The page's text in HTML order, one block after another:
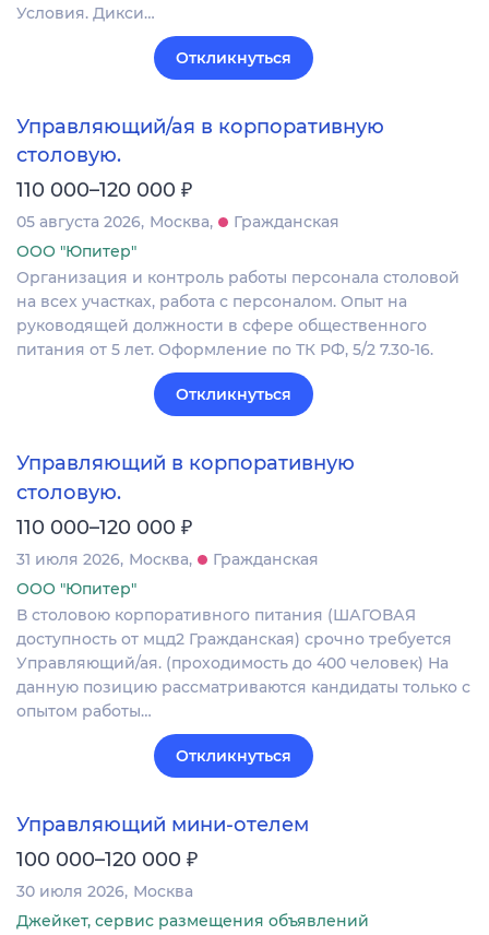
Условия. Дикси…
Откликнуться
Управляющий/ая в корпоративную
столовую.
110 000–120 000 ₽
05 августа 2026 Москва
Гражданская
ООО "Юпитер"
Организация и контроль работы персонала столовой
на всех участках, работа с персоналом. Опыт на
руководящей должности в сфере общественного
питания от 5 лет. Оформление по ТК РФ, 5/2 7.30-16.
Откликнуться
Управляющий в корпоративную
столовую.
110 000–120 000 ₽
31 июля 2026 Москва
Гражданская
ООО "Юпитер"
В столовою корпоративного питания (ШАГОВАЯ
доступность от мцд2 Гражданская) срочно требуется
Управляющий/ая. (проходимость до 400 человек) На
данную позицию рассматриваются кандидаты только с
опытом работы…
Откликнуться
Управляющий мини-отелем
100 000–120 000 ₽
30 июля 2026 Москва
Джейкет, сервис размещения объявлений